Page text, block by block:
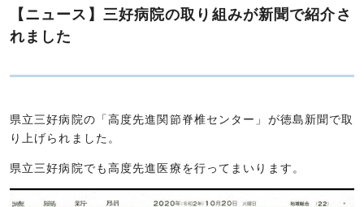
【ニュース】三好病院の取り組みが新聞で紹介さ
れました
県立三好病院の「高度先進関節脊椎センター」が徳島新聞で取
り上げられました。
県立三好病院でも高度先進医療を行ってまいります。